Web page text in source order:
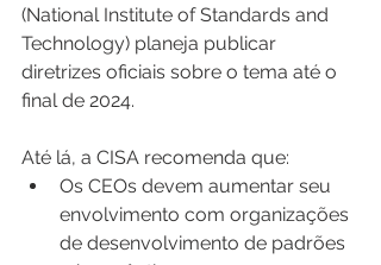
(National Institute of Standards and
Technology) planeja publicar
diretrizes oficiais sobre o tema até o
final de 2024.
Até lá, a CISA recomenda que:
Os CEOs devem aumentar seu
envolvimento com organizações
de desenvolvimento de padrões